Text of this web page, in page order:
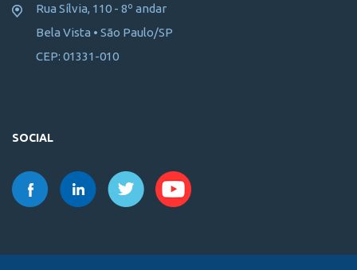
Rua Sílvia, 110 - 8º andar
Bela Vista • São Paulo/SP
CEP: 01331-010
SOCIAL